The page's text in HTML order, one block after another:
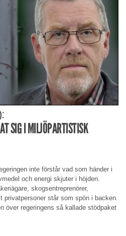
SIG I MILJÖPARTISTISK
inte förstår vad som händer i
och energi skjuter i höjden.
skogsentreprenörer,
privatpersoner står som spön i backen.
över regeringens så kallade stödpaket